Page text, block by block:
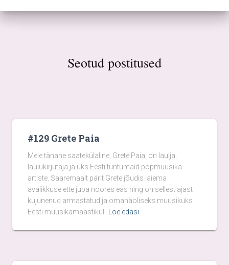
Seotud postitused
#129 Grete Paia
Meie tänane saatekülaline, Grete Paia, on laulja,
laulukirjutaja ja üks Eesti tuntumaid popmuusika
artiste. Saaremaalt pärit Grete jõudis laiema
avalikkuse ette juba noores eas ning on sellest ajast
kujunenud armastatud ja omanäoliseks muusikuks
Eesti muusikamaastikul.
Loe edasi